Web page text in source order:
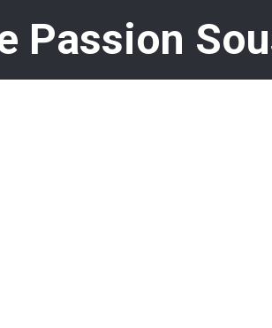
Passion